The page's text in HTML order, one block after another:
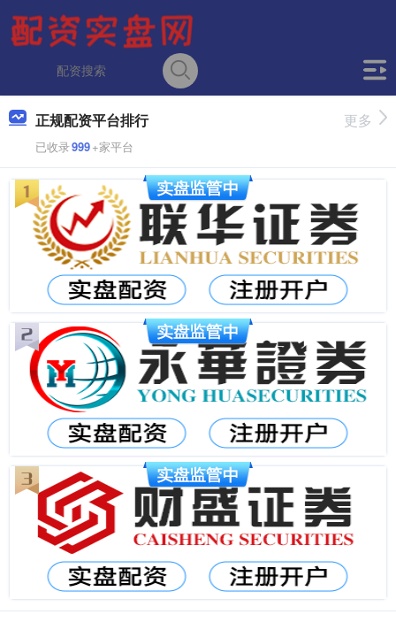
正规配资平台排行
已收录999+家平台
更多